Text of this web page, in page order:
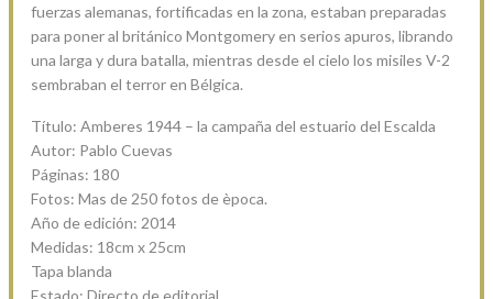
fuerzas alemanas, fortificadas en la zona, estaban preparadas
para poner al británico Montgomery en serios apuros, librando
una larga y dura batalla, mientras desde el cielo los misiles V-2
sembraban el terror en Bélgica.
Título: Amberes 1944 – la campaña del estuario del Escalda
Autor: Pablo Cuevas
Páginas: 180
Fotos: Mas de 250 fotos de època.
Año de edición: 2014
Medidas: 18cm x 25cm
Tapa blanda
Estado: Directo de editorial